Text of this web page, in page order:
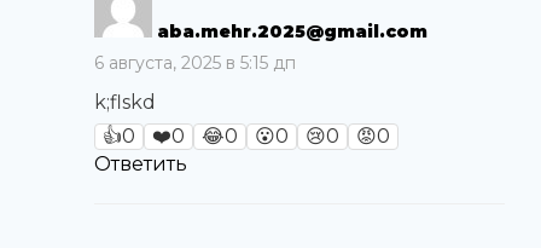
aba.mehr.2025@gmail.com
6 августа, 2025 в 5:15 дп
k;flskd
👍0 ❤️0 😂0 😮0 😢0 😡0
Ответить